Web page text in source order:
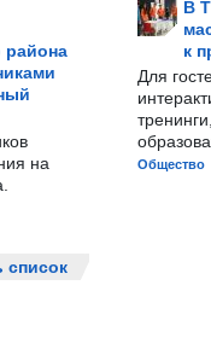
района
на
список
В
к
Для
Общество